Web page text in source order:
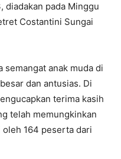
diadakan pada Minggu
Costantini Sungai
semangat anak muda di
dan antusias. Di
terima kasih
telah memungkinkan
164 peserta dari